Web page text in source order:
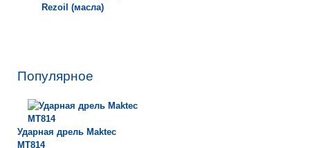
Rezoil (масла)
Популярное
Ударная дрель Maktec
MT814